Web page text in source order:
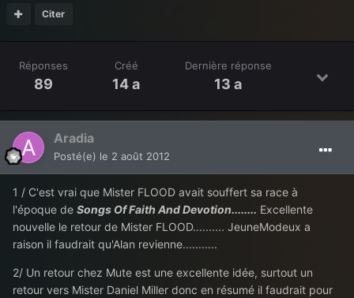
Citer
Réponses
89
Créé
14 a
Dernière réponse
13 a
Aradia
Posté(e) le 2 août 2012
1 / C'est vrai que Mister FLOOD avait souffert sa race à
l'époque de Songs Of Faith And Devotion........ Excellente
nouvelle le retour de Mister FLOOD.......... JeuneModeux a
raison il faudrait qu'Alan revienne...........
2/ Un retour chez Mute est une excellente idée, surtout un
retour vers Mister Daniel Miller donc en résumé il faudrait pour